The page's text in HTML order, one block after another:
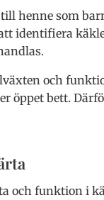
henne som
identifiera
och
öppet bett.
och funktion i